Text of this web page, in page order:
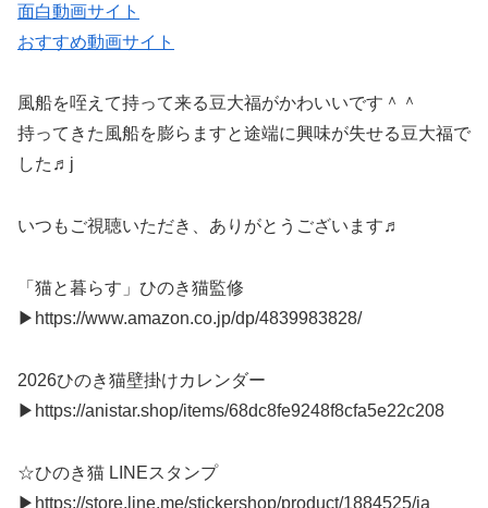
面白動画サイト
おすすめ動画サイト
風船を咥えて持って来る豆大福がかわいいです＾＾
持ってきた風船を膨らますと途端に興味が失せる豆大福で
した♬j
いつもご視聴いただき、ありがとうございます♬
「猫と暮らす」ひのき猫監修
▶https://www.amazon.co.jp/dp/4839983828/
2026ひのき猫壁掛けカレンダー
▶https://anistar.shop/items/68dc8fe9248f8cfa5e22c208
☆ひのき猫 LINEスタンプ
▶https://store.line.me/stickershop/product/1884525/ja